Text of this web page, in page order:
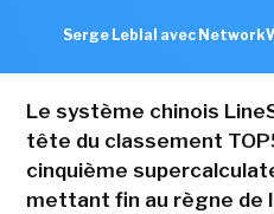
Serge Leblal avec
Le système chinois
tête du classement
cinquième
mettant fin au règne de